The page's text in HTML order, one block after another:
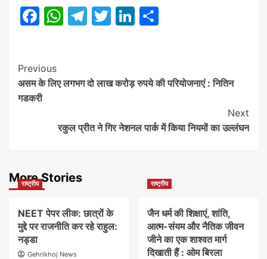
Facebook
WhatsApp
Telegram
TwitterLinkedIn
Post
Navigation
Previous
असम के लिए लगभग दो लाख करोड़ रुपये की परियोजनाएं : नितिन
गडकरी
Next
रकुल प्रीत ने गिर नेशनल पार्क में किया नियमों का उल्लंघन
More Stories
राष्ट्रीय
NEET पेपर लीक: छात्रों के
मुद्दे पर राजनीति कर रहे राहुल:
नड्डा
Gehrikhoj News
राष्ट्रीय
जैन धर्म की शिक्षाएं, शांति,
आत्म-संयम और नैतिक जीवन
जीने का एक शाश्वत मार्ग
दिखाती हैं : ओम बिरला